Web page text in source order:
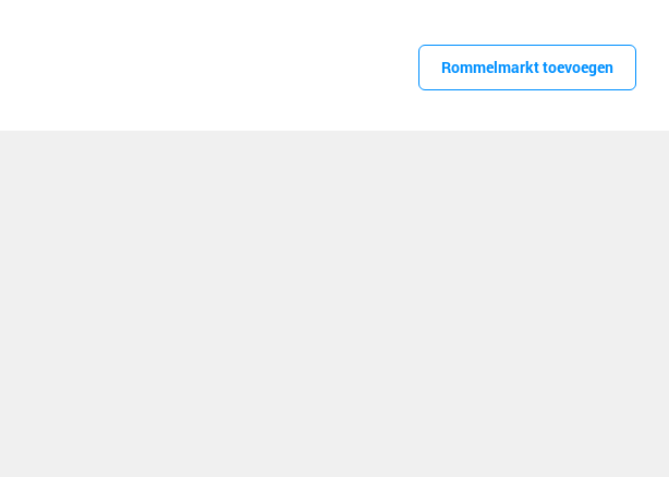
Rommelmarkt toevoegen